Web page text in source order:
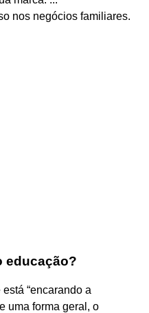
nos negócios familiares.
educação?
“encarando a
uma forma geral, o